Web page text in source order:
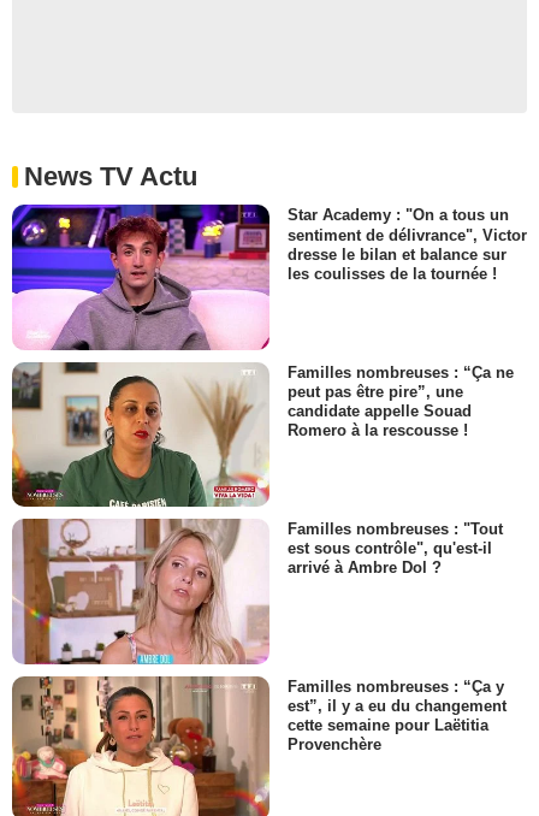
News TV Actu
Star Academy : "On a tous un
sentiment de délivrance", Victor
dresse le bilan et balance sur
les coulisses de la tournée !
Familles nombreuses : “Ça ne
peut pas être pire”, une
candidate appelle Souad
Romero à la rescousse !
Familles nombreuses : "Tout
est sous contrôle", qu'est-il
arrivé à Ambre Dol ?
Familles nombreuses : “Ça y
est”, il y a eu du changement
cette semaine pour Laëtitia
Provenchère